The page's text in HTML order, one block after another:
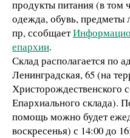
продукты питания (в том
одежда, обувь, предметы
пр, ссобщает
епархии.
Склад располагается по
Ленинградская, 65 (на
Христорождественского
Епархиального склада).
помощь можно будет
воскресенья) с 14:00 до